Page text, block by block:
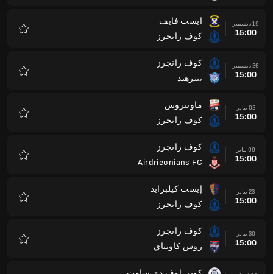
19 ديسمبر
15:00
ايست فايف
كوف رانجرز
26 ديسمبر
15:00
كوف رانجرز
بيترهيد
02 يناير
15:00
ماونتروس
كوف رانجرز
09 يناير
15:00
كوف رانجرز
Airdrieonians FC
23 يناير
15:00
إيست كيلبرايد
كوف رانجرز
30 يناير
15:00
كوف رانجرز
روس كاونتاي